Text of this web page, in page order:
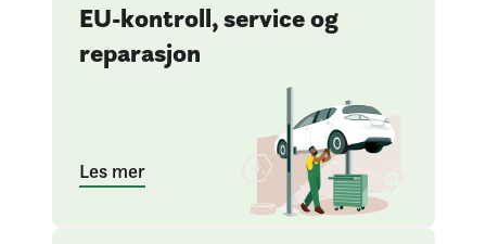
EU-kontroll, service og
reparasjon
Les mer